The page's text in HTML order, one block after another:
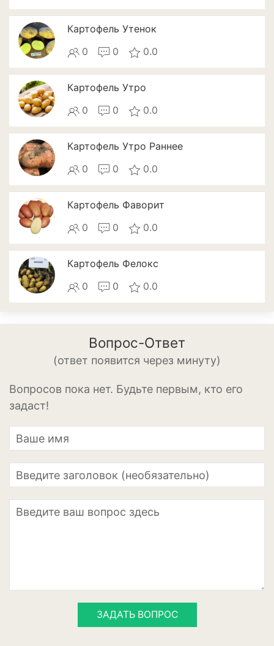
Салат
Свекла
Сельдерей
Томат
Тыква
Цветная капуста
Чеснок
Шпинат
Плодовые деревья и
кустарники
Абрикосы
Айва
Барбарис
Вишня
Гранат
Грецкий орех
Груша
Картофель Утенок
0 0 0.0
Картофель Утро
0 0 0.0
Картофель Утро Раннее
0 0 0.0
Картофель Фаворит
0 0 0.0
Картофель Фелокс
0 0 0.0
Вопрос-Ответ
(ответ появится через минуту)
Вопросов пока нет. Будьте первым, кто его
задаст!
ЗАДАТЬ ВОПРОС